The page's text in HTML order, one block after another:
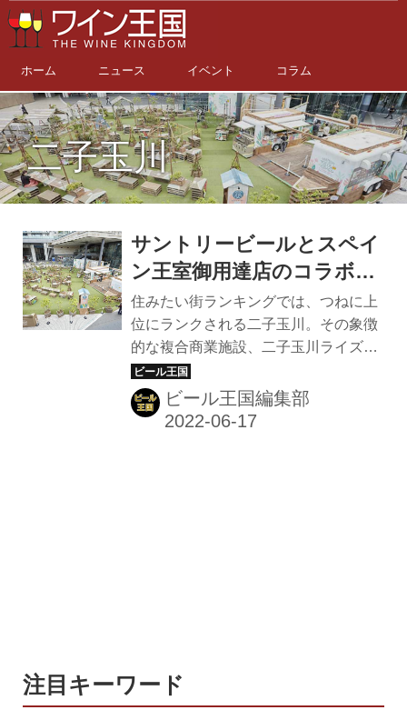
ホーム ニュース イベント コラム
二子玉川
サントリービールとスペイ
ン王室御用達店のコラボ。
PREMIUM BEER
TERRACE FUN GRILL&TO
GO !がオープン
住みたい街ランキングでは、つねに上
位にランクされる二子玉川。その象徴
的な複合商業施設、二子玉川ライズの
中央広場が、10月10日までの間、ビア
テラス「PREMIUM BEER TERRACE
FUN GRILL&TO GO !」になっている
ビール王国編集部
注目キーワード